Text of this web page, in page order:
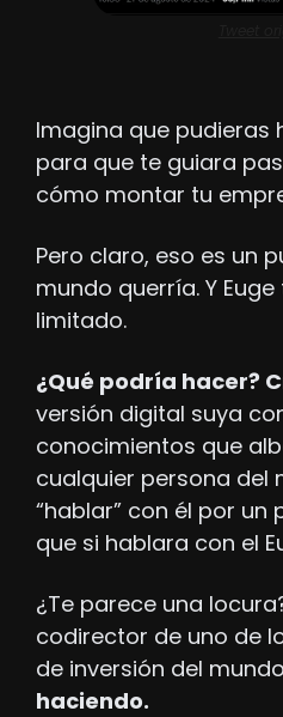
Imagina que pudieras
para que te guiara
cómo montar tu
Pero claro, eso es un
mundo querría. Y
limitado.
¿Qué podría hacer?
versión digital suya
conocimientos que
cualquier persona del
“hablar” con él por
que si hablara con el
¿Te parece una
codirector de uno de
de inversión del
haciendo.